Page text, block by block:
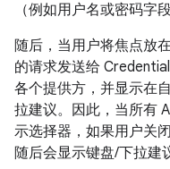
（例如用户名或密码字
随后，当用户将焦点放
的请求发送给
各个提供方，并显示在
拉建议。因此，当所有
示选择器，如果用户关
随后会显示键盘/下拉建